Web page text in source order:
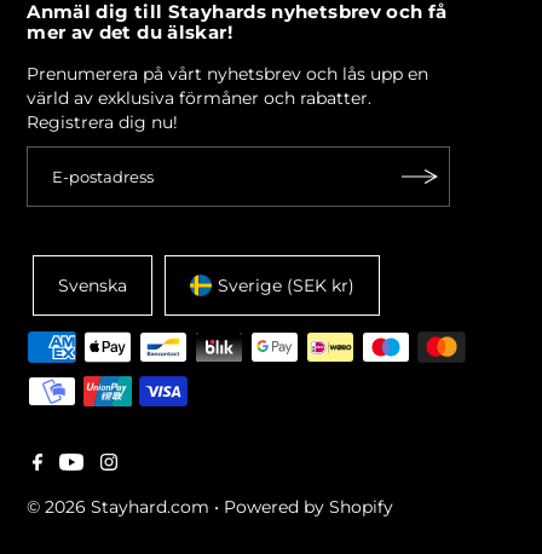
Anmäl dig till Stayhards nyhetsbrev och få
mer av det du älskar!
Prenumerera på vårt nyhetsbrev och lås upp en
värld av exklusiva förmåner och rabatter.
Registrera dig nu!
© 2026 Stayhard.com • Powered by Shopify
Svenska Sverige (SEK kr)